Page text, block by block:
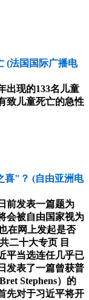
(法国国际广播电
出现的133名儿童
致儿童死亡的急性
喜"？ (自由亚洲电
前发表一篇题为
会被自由国家视为
在网上发起是否
二十大专页 目
平当选连任几乎已
发表了一篇曾获普
Stephens）的
先对于习近平将开